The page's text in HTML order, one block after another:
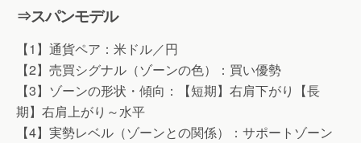
⇒スパンモデル
【1】通貨ペア：米ドル／円
【2】売買シグナル（ゾーンの色）：買い優勢
【3】ゾーンの形状・傾向：【短期】右肩下がり【長
期】右肩上がり～水平
【4】実勢レベル（ゾーンとの関係）：サポートゾーン